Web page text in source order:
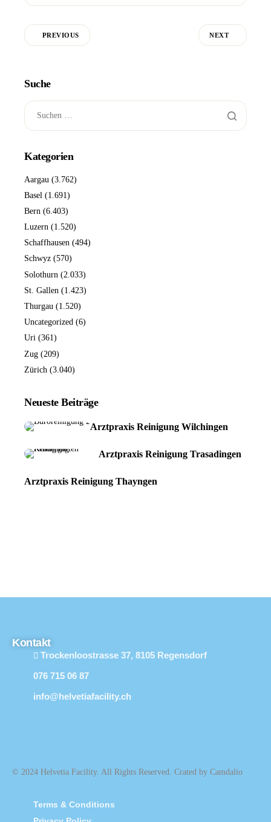
PREVIOUS NEXT
Suche
Kategorien
Aargau (3.762)
Basel (1.691)
Bern (6.403)
Luzern (1.520)
Schaffhausen (494)
Schwyz (570)
Solothurn (2.033)
St. Gallen (1.423)
Thurgau (1.520)
Uncategorized (6)
Uri (361)
Zug (209)
Zürich (3.040)
Neueste Beiträge
Arztpraxis Reinigung Wilchingen
Arztpraxis Reinigung Trasadingen
Arztpraxis Reinigung Thayngen
Kontakt
Trockenloostrasse 37, 8105 Regensdorf
076 715 06 87
info@helvetiafacility.ch
© 2024 Helvetia Facility. All Rights Reserved. Crated by Camdalio
Terms & Conditions